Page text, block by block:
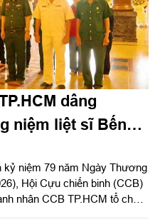
dâng
niệm liệt sĩ Bến
kỷ niệm 79 năm Ngày Thương
Hội Cựu chiến binh (CCB)
nhân CCB TP.HCM tổ chức